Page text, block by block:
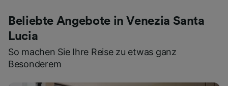
Beliebte Angebote in Venezia Santa
Lucia
So machen Sie Ihre Reise zu etwas ganz
Besonderem